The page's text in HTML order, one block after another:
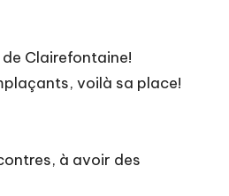
Clairefontaine!
voilà sa place!
à avoir des